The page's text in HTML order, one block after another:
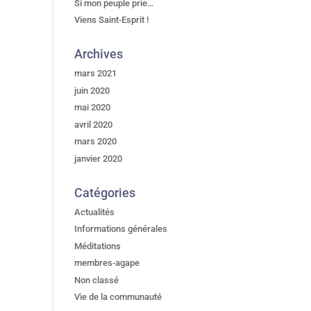
Si mon peuple prie…
Viens Saint-Esprit !
Archives
mars 2021
juin 2020
mai 2020
avril 2020
mars 2020
janvier 2020
Catégories
Actualités
Informations générales
Méditations
membres-agape
Non classé
Vie de la communauté